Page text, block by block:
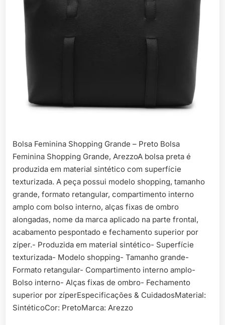
Bolsa Feminina Shopping Grande – Preto Bolsa
Feminina Shopping Grande, ArezzoA bolsa preta é
produzida em material sintético com superfície
texturizada. A peça possui modelo shopping, tamanho
grande, formato retangular, compartimento interno
amplo com bolso interno, alças fixas de ombro
alongadas, nome da marca aplicado na parte frontal,
acabamento pespontado e fechamento superior por
zíper.- Produzida em material sintético- Superfície
texturizada- Modelo shopping- Tamanho grande-
Formato retangular- Compartimento interno amplo-
Bolso interno- Alças fixas de ombro- Fechamento
superior por zíperEspecificações & CuidadosMaterial:
SintéticoCor: PretoMarca: Arezzo